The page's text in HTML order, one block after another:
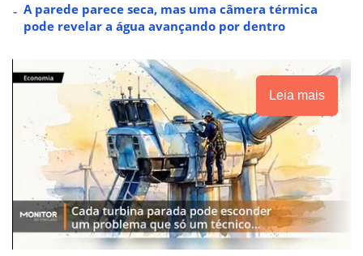
A parede parece seca, mas uma câmera térmica
pode revelar a água avançando por dentro
Leia mais